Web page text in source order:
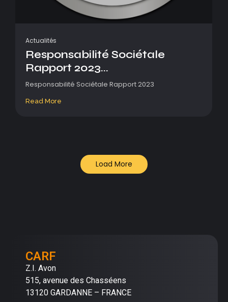
Actualités
Responsabilité Sociétale
Rapport 2023...
Responsabilité Sociétale Rapport 2023
Read More
Load More
CARF
Z.I. Avon
515, avenue des Chasséens
13120 GARDANNE – FRANCE